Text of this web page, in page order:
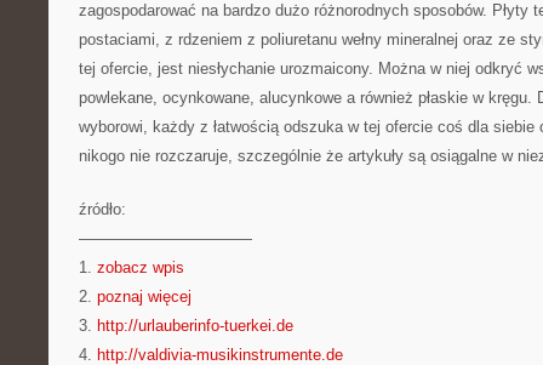
zagospodarować na bardzo dużo różnorodnych sposobów. Płyty
postaciami, z rdzeniem z poliuretanu wełny mineralnej oraz ze
tej ofercie, jest niesłychanie urozmaicony. Można w niej odkryć
powlekane, ocynkowane, alucynkowe a również płaskie w kręgu.
wyborowi, każdy z łatwością odszuka w tej ofercie coś dla siebie
nikogo nie rozczaruje, szczególnie że artykuły są osiągalne w
źródło:
———————————
1. zobacz wpis
2. poznaj więcej
3. http://urlauberinfo-tuerkei.de
4. http://valdivia-musikinstrumente.de